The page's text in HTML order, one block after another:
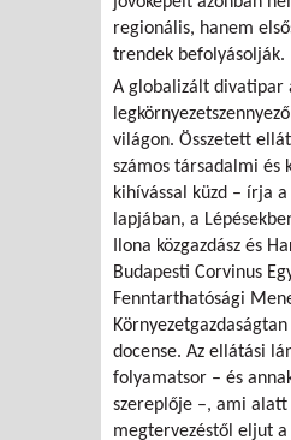
regionális, hanem
trendek befolyásolják.
A globalizált divatipar
világon. Összetett
számos társadalmi és
kihívással küzd – írja
lapjában, a
Ilona közgazdász és
Budapesti Corvinus
Fenntarthatósági
Környezetgazdaságtan
docense. Az ellátási
folyamatsor – és
szereplője –, ami
megtervezéstől eljut a